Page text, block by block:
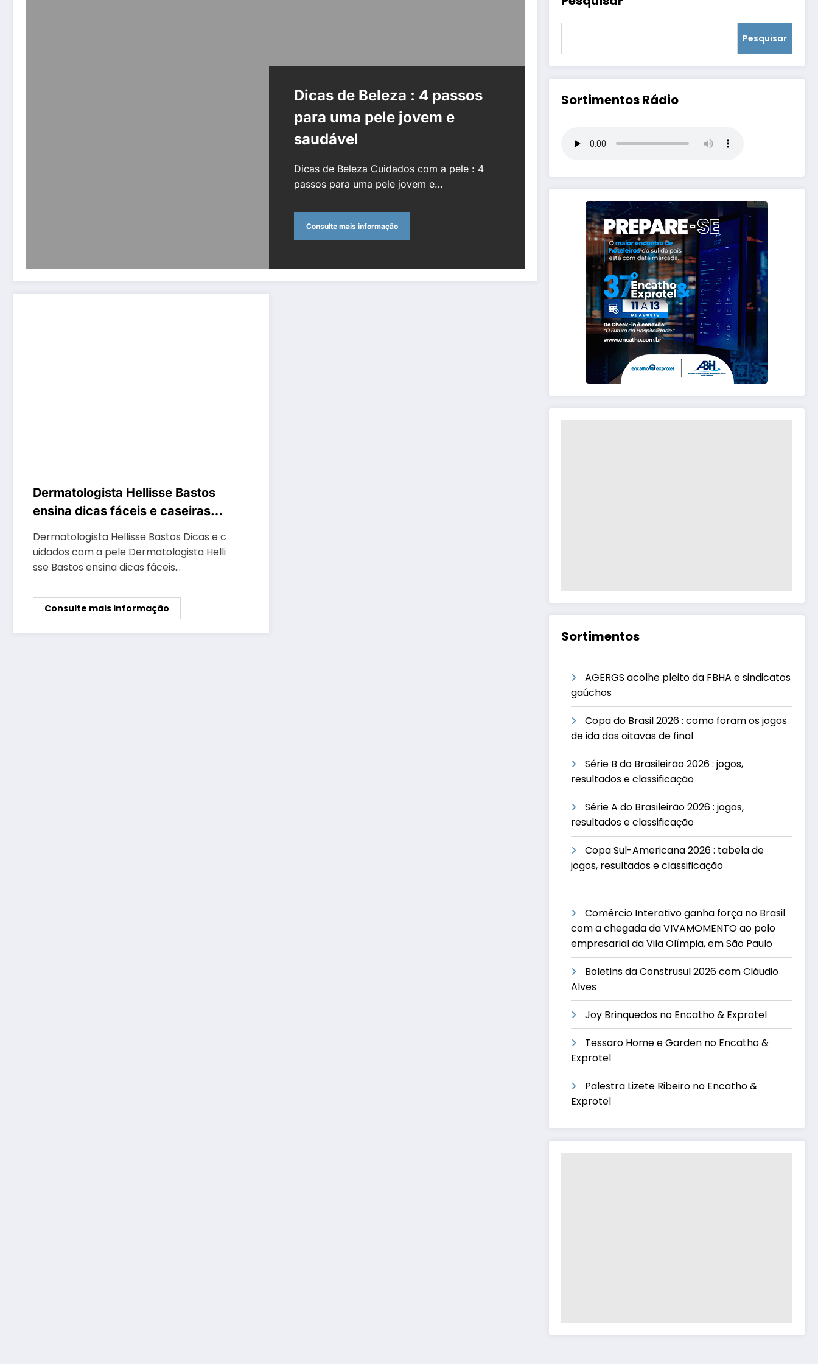
Dicas de Beleza : 4 passos
para uma pele jovem e
saudável
Dicas de Beleza Cuidados com a pele : 4
passos para uma pele jovem e…
Consulte mais informação
Dermatologista Hellisse Bastos
ensina dicas fáceis e caseiras
para cuidar da pele na
quarentena
Dermatologista Hellisse Bastos Dicas e c
uidados com a pele Dermatologista Helli
sse Bastos ensina dicas fáceis…
Consulte mais informação
Pesquisar
Sortimentos Rádio
Sortimentos
AGERGS acolhe pleito da FBHA e sindicatos
gaúchos
Copa do Brasil 2026 : como foram os jogos
de ida das oitavas de final
Série B do Brasileirão 2026 : jogos,
resultados e classificação
Série A do Brasileirão 2026 : jogos,
resultados e classificação
Copa Sul-Americana 2026 : tabela de
jogos, resultados e classificação
Comércio Interativo ganha força no Brasil
com a chegada da VIVAMOMENTO ao polo
empresarial da Vila Olímpia, em São Paulo
Boletins da Construsul 2026 com Cláudio
Alves
Joy Brinquedos no Encatho & Exprotel
Tessaro Home e Garden no Encatho &
Exprotel
Palestra Lizete Ribeiro no Encatho &
Exprotel